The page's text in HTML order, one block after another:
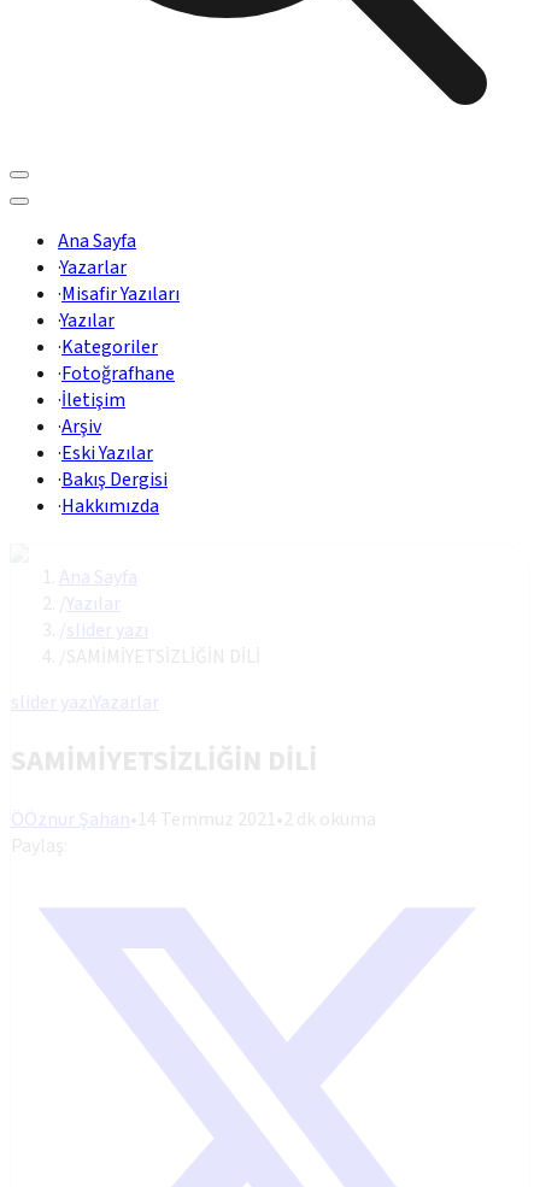
Ana Sayfa
·Yazarlar
·Misafir Yazıları
·Yazılar
·Kategoriler
·Fotoğrafhane
·İletişim
·Arşiv
·Eski Yazılar
·Bakış Dergisi
·Hakkımızda
Ana Sayfa
Yazılar
slider yazı
SAMİMİYETSİZLİĞİN DİLİ
slider yazıYazarlar
SAMİMİYETSİZLİĞİN DİLİ
ÖÖznur Şahan•14 Temmuz 2021•2dk okuma
Paylaş: